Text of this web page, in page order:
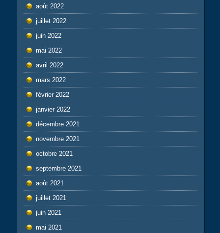
août 2022
juillet 2022
juin 2022
mai 2022
avril 2022
mars 2022
février 2022
janvier 2022
décembre 2021
novembre 2021
octobre 2021
septembre 2021
août 2021
juillet 2021
juin 2021
mai 2021